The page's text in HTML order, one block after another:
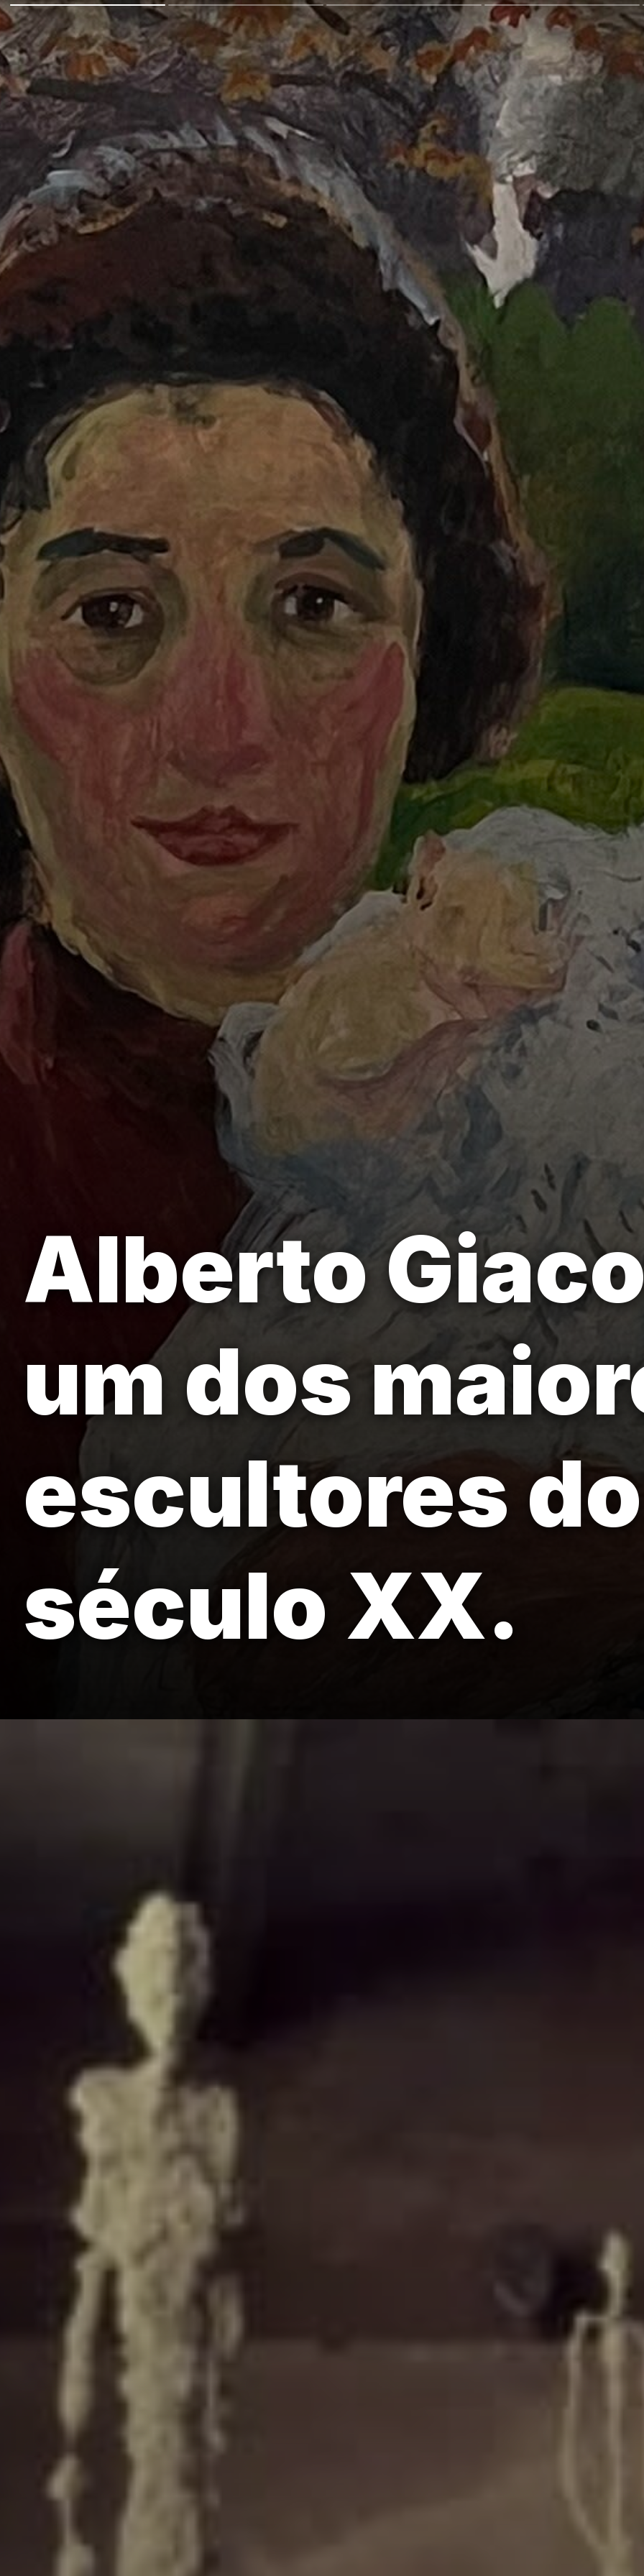
Alberto
um dos
escultores do
século XX.